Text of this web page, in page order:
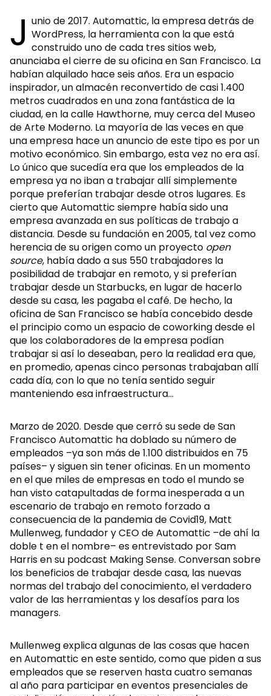
J unio de 2017. Automattic, la empresa detrás de
WordPress, la herramienta con la que está
construido uno de cada tres sitios web,
anunciaba el cierre de su oficina en San Francisco. La
habían alquilado hace seis años. Era un espacio
inspirador, un almacén reconvertido de casi 1.400
metros cuadrados en una zona fantástica de la
ciudad, en la calle Hawthorne, muy cerca del Museo
de Arte Moderno. La mayoría de las veces en que
una empresa hace un anuncio de este tipo es por un
motivo económico. Sin embargo, esta vez no era así.
Lo único que sucedía era que los empleados de la
empresa ya no iban a trabajar allí simplemente
porque preferían trabajar desde otros lugares. Es
cierto que Automattic siempre había sido una
empresa avanzada en sus políticas de trabajo a
distancia. Desde su fundación en 2005, tal vez como
herencia de su origen como un proyecto open
source, había dado a sus 550 trabajadores la
posibilidad de trabajar en remoto, y si preferían
trabajar desde un Starbucks, en lugar de hacerlo
desde su casa, les pagaba el café. De hecho, la
oficina de San Francisco se había concebido desde
el principio como un espacio de coworking desde el
que los colaboradores de la empresa podían
trabajar si así lo deseaban, pero la realidad era que,
en promedio, apenas cinco personas trabajaban allí
cada día, con lo que no tenía sentido seguir
manteniendo esa infraestructura…
Marzo de 2020. Desde que cerró su sede de San
Francisco Automattic ha doblado su número de
empleados –ya son más de 1.100 distribuidos en 75
países– y siguen sin tener oficinas. En un momento
en el que miles de empresas en todo el mundo se
han visto catapultadas de forma inesperada a un
escenario de trabajo en remoto forzado a
consecuencia de la pandemia de Covid19, Matt
Mullenweg, fundador y CEO de Automattic –de ahí la
doble t en el nombre– es entrevistado por Sam
Harris en su podcast Making Sense. Conversan sobre
los beneficios de trabajar desde casa, las nuevas
normas del trabajo del conocimiento, el verdadero
valor de las herramientas y los desafíos para los
managers.
Mullenweg explica algunas de las cosas que hacen
en Automattic en este sentido, como que piden a sus
empleados que se reserven hasta cuatro semanas
al año para participar en eventos presenciales de